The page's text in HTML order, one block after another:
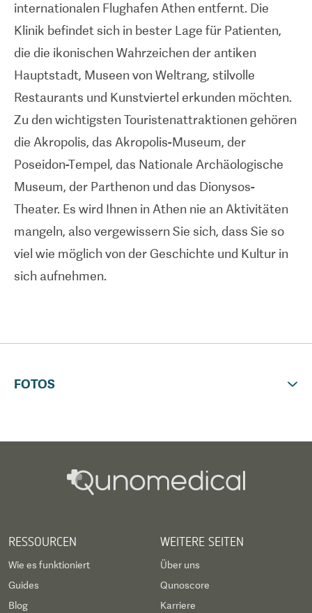
Methode (bei der ein Streifen Kopfhaut entfernt
wird) und natürlichere Ergebnisse als andere
traditionelle Haartransplantationsmethoden.
Augenbrauen- und Bartimplantation sind weitere
Verfahren, die von der Klinik angeboten werden.
Advanced Hair Clinics behandelt jedes Jahr eine
große Anzahl internationaler Patienten und bietet
Pauschalangebote für Patienten an, die zwei
Gratisübernachtungen in einem Hotel in der Nähe
des Krankenhauses im Zentrum von Athen und
kostenlose Flughafentransfers beinhalten.
internationalen Flughafen Athen entfernt. Die
Klinik befindet sich in bester Lage für Patienten,
die die ikonischen Wahrzeichen der antiken
Hauptstadt, Museen von Weltrang, stilvolle
Restaurants und Kunstviertel erkunden möchten.
Zu den wichtigsten Touristenattraktionen gehören
die Akropolis, das Akropolis-Museum, der
Poseidon-Tempel, das Nationale Archäologische
Museum, der Parthenon und das Dionysos-
Theater. Es wird Ihnen in Athen nie an Aktivitäten
mangeln, also vergewissern Sie sich, dass Sie so
viel wie möglich von der Geschichte und Kultur in
sich aufnehmen.
FOTOS
RESSOURCEN
Wie es funktioniert
Guides
Blog
WEITERE SEITEN
Über uns
Qunoscore
Karriere